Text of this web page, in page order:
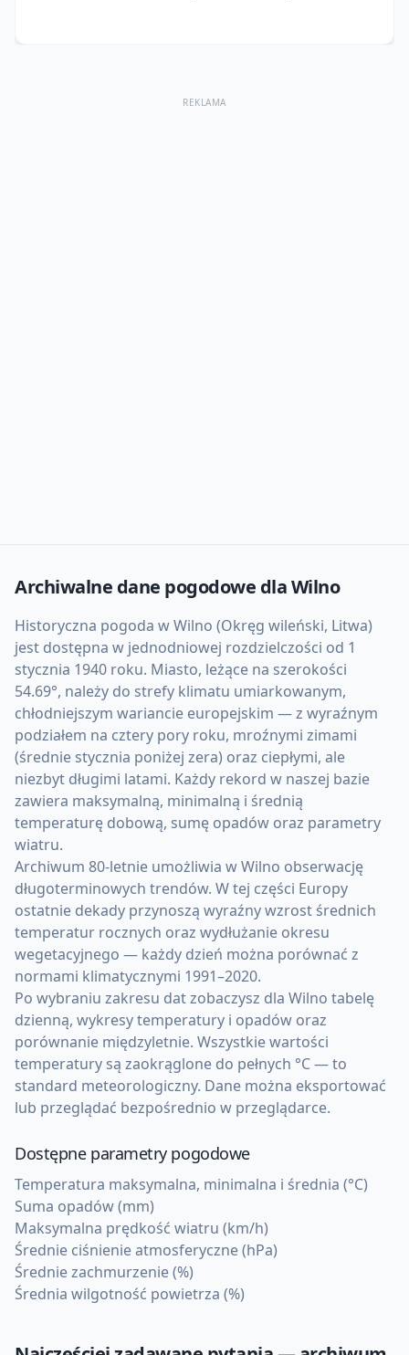
REKLAMA
Archiwalne dane pogodowe dlaWilno
Historyczna pogoda w Wilno (Okręg wileński, Litwa)
jest dostępna w jednodniowej rozdzielczości od 1
stycznia 1940 roku. Miasto, leżące na szerokości
54.69°, należy do strefy klimatu umiarkowanym,
chłodniejszym wariancie europejskim — z wyraźnym
podziałem na cztery pory roku, mroźnymi zimami
(średnie stycznia poniżej zera) oraz ciepłymi, ale
niezbyt długimi latami. Każdy rekord w naszej bazie
zawiera maksymalną, minimalną i średnią
temperaturę dobową, sumę opadów oraz parametry
wiatru.
Archiwum 80-letnie umożliwia w Wilno obserwację
długoterminowych trendów. W tej części Europy
ostatnie dekady przynoszą wyraźny wzrost średnich
temperatur rocznych oraz wydłużanie okresu
wegetacyjnego — każdy dzień można porównać z
normami klimatycznymi 1991–2020.
Po wybraniu zakresu dat zobaczysz dla Wilno tabelę
dzienną, wykresy temperatury i opadów oraz
porównanie międzyletnie. Wszystkie wartości
temperatury są zaokrąglone do pełnych °C — to
standard meteorologiczny. Dane można eksportować
lub przeglądać bezpośrednio w przeglądarce.
Dostępne parametry pogodowe
Temperatura maksymalna, minimalna i średnia (°C)
Suma opadów (mm)
Maksymalna prędkość wiatru (km/h)
Średnie ciśnienie atmosferyczne (hPa)
Średnie zachmurzenie (%)
Średnia wilgotność powietrza (%)